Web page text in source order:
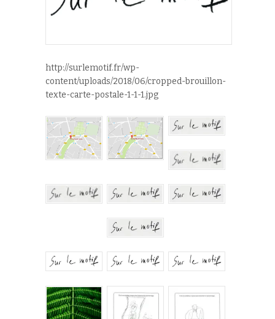
http://surlemotif.fr/wp-
content/uploads/2018/06/cropped-brouillon-
texte-carte-postale-1-1-1.jpg